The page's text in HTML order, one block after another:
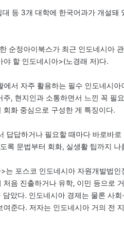
등 3개 대학에 한국어과가 개설돼
순정아이북스가 최근 인도네시아
할 인도네시아>(노경래 저)다.
서 자주 활용하는 필수 인도네시아
, 현지인과 소통하면서 느낀 꼭 필
회화 중심으로 구성한 게 특징이다.
답답하거나 필요할 때마다 바로바
록 문법부터 회화, 실생활 팁까지
포스코 인도네시아 자원개발법인
음 진출하거나 유학, 이민 등으로
았다. 인도네시아 경제는 물론 사회·
준다. 저자는 인도네시아 거의 전